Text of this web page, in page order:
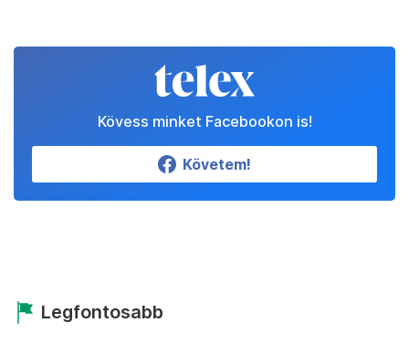
Kövess minket Facebookon is!
Követem!
Legfontosabb